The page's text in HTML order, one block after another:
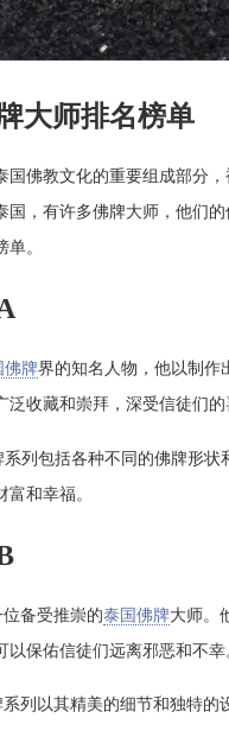
大师排名榜单
国佛教文化的重要组成部分
国，有许多佛牌大师，他们
。
佛牌界的知名人物，他以制作
泛收藏和崇拜，深受信徒们的
系列包括各种不同的佛牌形
富和幸福。
备受推崇的泰国佛牌大师。
以保佑信徒们远离邪恶和不幸
列以其精美的细节和独特的